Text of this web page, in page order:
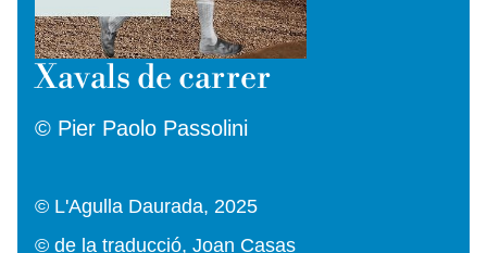
Xavals de carrer
© Pier Paolo Passolini
© L'Agulla Daurada, 2025
© de la traducció, Joan Casas